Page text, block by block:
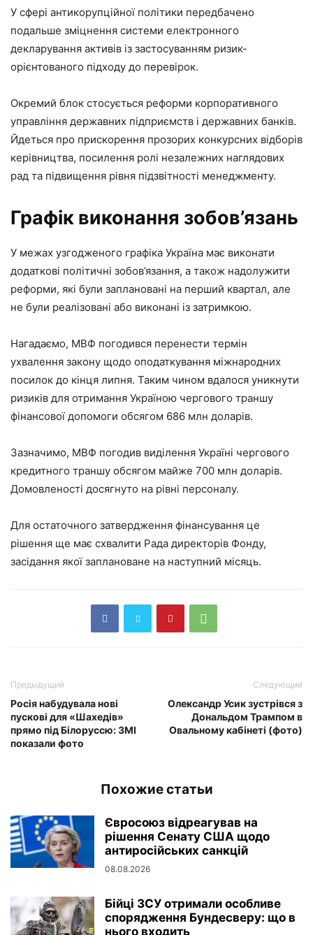
У сфері антикорупційної політики передбачено
подальше зміцнення системи електронного
декларування активів із застосуванням ризик-
орієнтованого підходу до перевірок.
Окремий блок стосується реформи корпоративного
управління державних підприємств і державних банків.
Йдеться про прискорення прозорих конкурсних відборів
керівництва, посилення ролі незалежних наглядових
рад та підвищення рівня підзвітності менеджменту.
Графік виконання зобов’язань
У межах узгодженого графіка Україна має виконати
додаткові політичні зобов’язання, а також надолужити
реформи, які були заплановані на перший квартал, але
не були реалізовані або виконані із затримкою.
Нагадаємо, МВФ погодився перенести термін
ухвалення закону щодо оподаткування міжнародних
посилок до кінця липня. Таким чином вдалося уникнути
ризиків для отримання Україною чергового траншу
фінансової допомоги обсягом 686 млн доларів.
Зазначимо, МВФ погодив виділення Україні чергового
кредитного траншу обсягом майже 700 млн доларів.
Домовленості досягнуто на рівні персоналу.
Для остаточного затвердження фінансування це
рішення ще має схвалити Рада директорів Фонду,
засідання якої заплановане на наступний місяць.
Предыдущий
Росія набудувала нові
пускові для «Шахедів»
прямо під Білоруссю: ЗМІ
показали фото
Следующий
Олександр Усик зустрівся з
Дональдом Трампом в
Овальному кабінеті (фото)
Похожие статьи
Євросоюз відреагував на
рішення Сенату США щодо
антиросійських санкцій
08.08.2026
Бійці ЗСУ отримали особливе
спорядження Бундесверу: що в
нього входить